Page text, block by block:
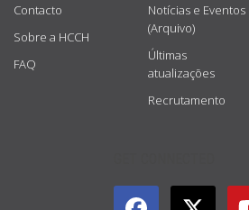
Contacto
Sobre a HCCH
FAQ
Notícias e Eventos
(Arquivo)
Últimas
atualizações
Recrutamento